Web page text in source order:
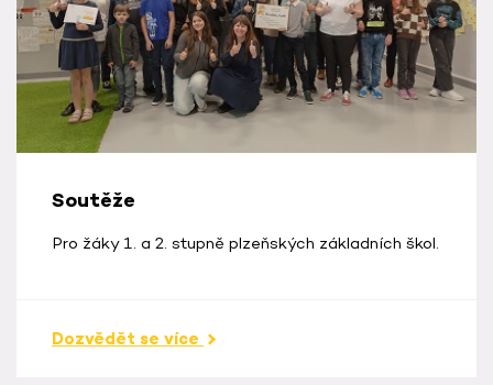
Soutěže
Pro žáky 1. a 2. stupně plzeňských základních škol.
Dozvědět se více